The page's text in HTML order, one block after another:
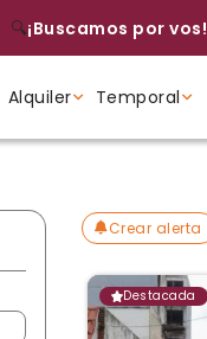
🔍¡Buscamos por vos!
Alquiler Temporal
Crear alerta
Destacada